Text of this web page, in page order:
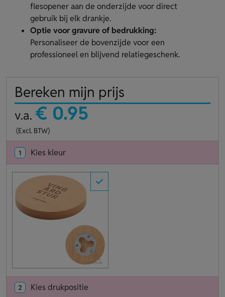
flesopener aan de onderzijde voor direct
gebruik bij elk drankje.
Optie voor gravure of bedrukking:
Personaliseer de bovenzijde voor een
professioneel en blijvend relatiegeschenk.
Bereken mijn prijs
v.a. € 0.95
(Excl. BTW)
1 Kies kleur
2 Kies drukpositie